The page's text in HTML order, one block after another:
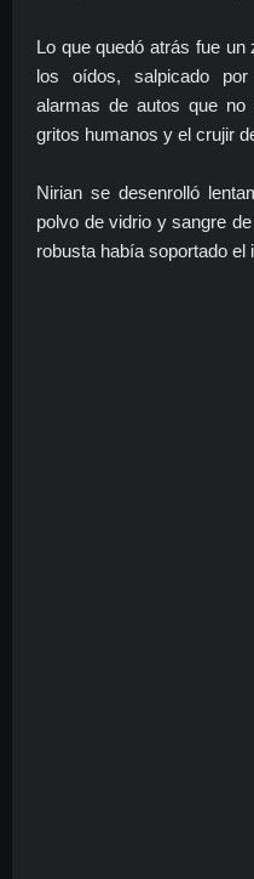
Lo que quedó atrás fue
los oídos, salpicado
alarmas de autos que
gritos humanos y el crujir
Nirian se desenrolló
polvo de vidrio y sangre
robusta había soportado